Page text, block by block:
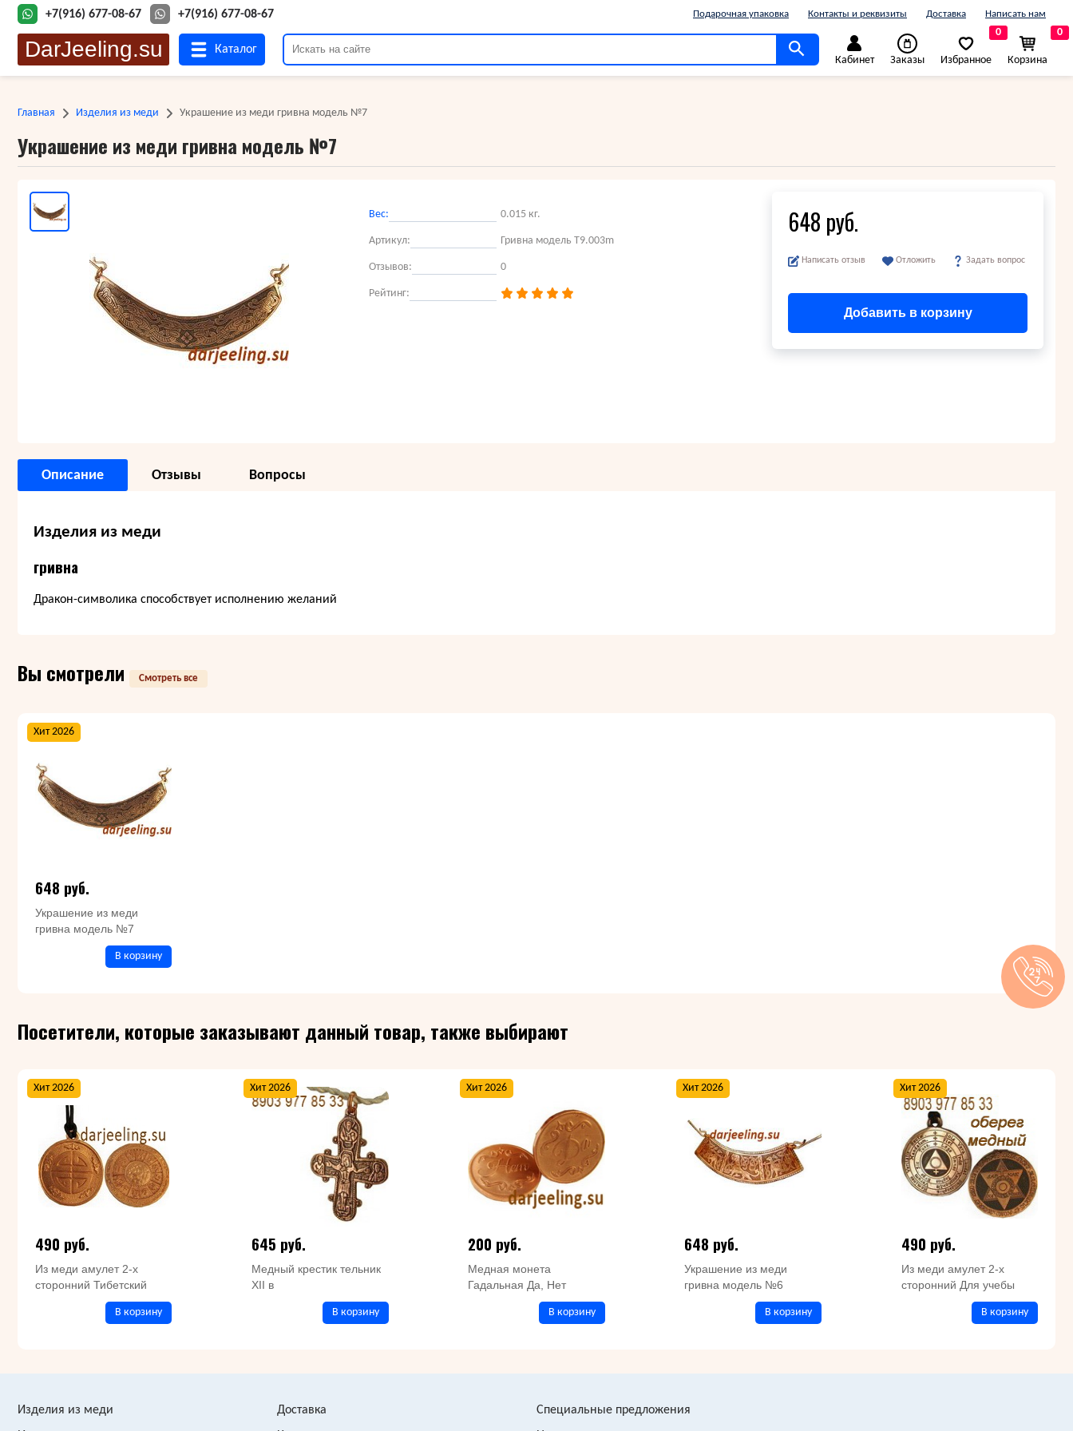
+7(916) 677-08-67 +7(916) 677-08-67 Подарочная упаковка Контакты и реквизиты Доставка Написать нам
DarJeeling.su Каталог
Кабинет Заказы
0
Избранное
0
Корзина
Главная Изделия из меди Украшение из меди гривна модель №7
Украшение из меди гривна модель №7
Вес: 0.015 кг.
Артикул: Гривна модель Т9.003m
Отзывов: 0
Рейтинг:
648 руб.
Написать отзыв Отложить Задать вопрос
Добавить в корзину
Описание Отзывы Вопросы
Изделия из меди
гривна
Дракон-символика способствует исполнению желаний
Вы смотрели Смотреть все
Хит 2026
648 руб.
Украшение из меди
гривна модель №7
В корзину
Посетители, которые заказывают данный товар, также выбирают
Хит 2026
490 руб.
Из меди амулет 2-х
сторонний Тибетский
В корзину
Хит 2026
645 руб.
Медный крестик тельник
XII в
В корзину
Хит 2026
200 руб.
Медная монета
Гадальная Да, Нет
В корзину
Хит 2026
648 руб.
Украшение из меди
гривна модель №6
В корзину
Хит 2026
490 руб.
Из меди амулет 2-х
сторонний Для учебы
В корзину
Изделия из меди
Доставка
Специальные предложения